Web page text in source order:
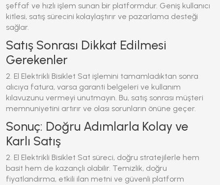
şeffaf ve hızlı işlem sunan bir platformdur. Geniş kullanıcı
kitlesi, satış sürecini kolaylaştırır ve pazarlama desteği
sağlar.
Satış Sonrası Dikkat Edilmesi
Gerekenler
2. El Elektrikli Bisiklet Sat işlemini tamamladıktan sonra
alıcıya fatura, varsa garanti belgeleri ve kullanım
kılavuzunu vermeyi unutmayın. Bu, satış sonrası müşteri
memnuniyetini artırır ve olası sorunların önüne geçer.
Sonuç: Doğru Adımlarla Kolay ve
Karlı Satış
2. El Elektrikli Bisiklet Sat süreci, doğru stratejilerle hem
basit hem de kazançlı olabilir. Temizlik, doğru
fiyatlandırma, etkili ilan metni ve güvenli platform